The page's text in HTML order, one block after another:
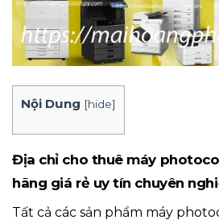
Nội Dung [hide]
Địa chỉ cho thuê máy
hãng giá rẻ uy tín chuyên
Tất cả các sản phẩm máy